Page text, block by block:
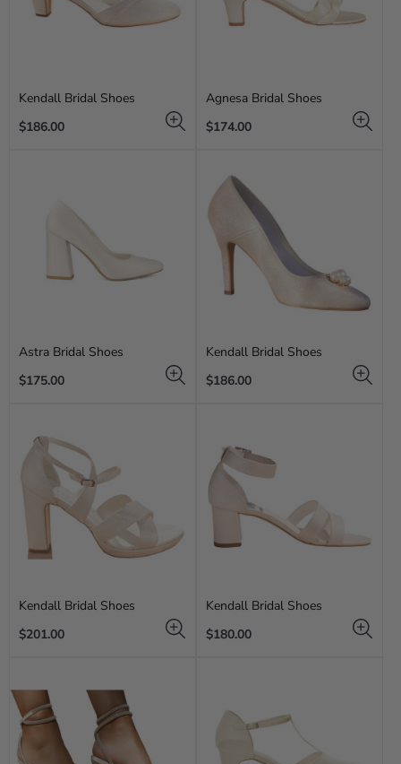
Kendall Bridal Shoes
Regular
$186.00
Agnesa Bridal Shoes
Regular
$174.00
Astra Bridal Shoes
Regular
$175.00
Kendall Bridal Shoes
Regular
$186.00
Kendall Bridal Shoes
Regular
$201.00
Kendall Bridal Shoes
Regular
$180.00